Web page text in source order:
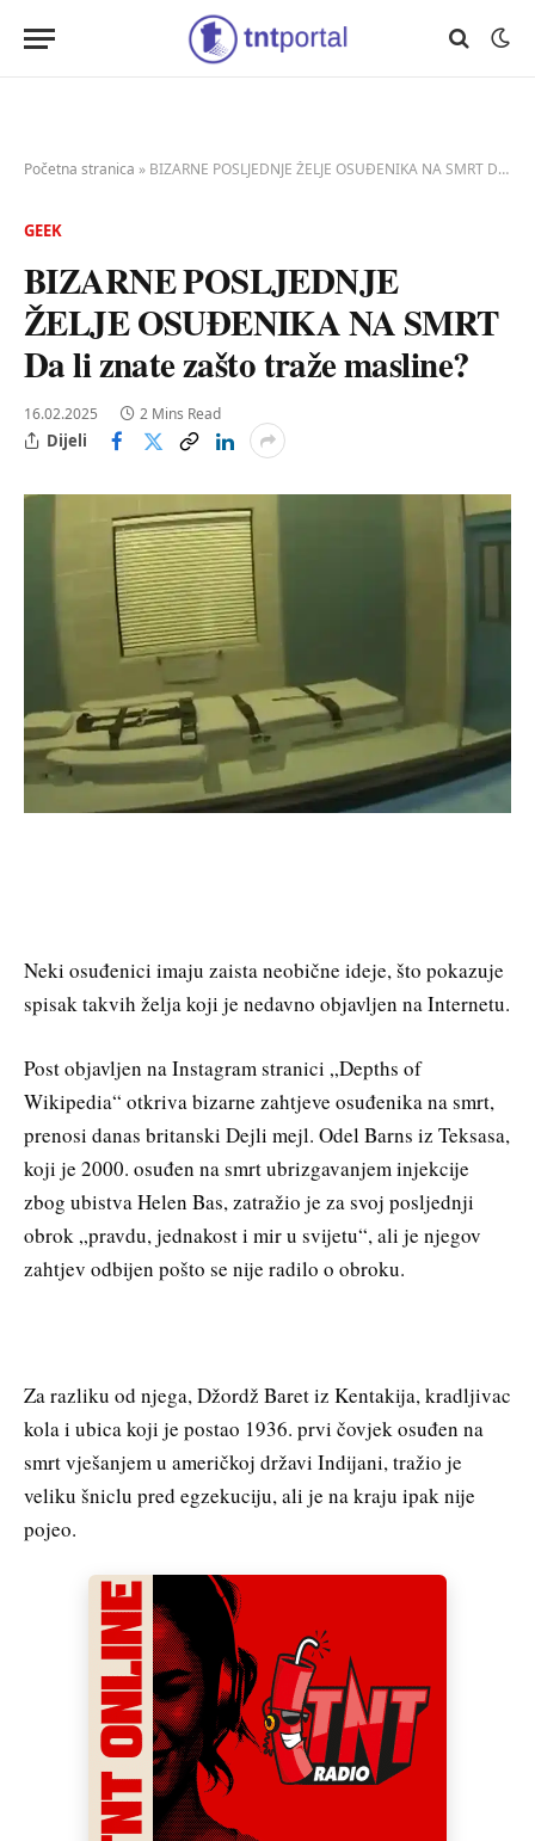
Početna stranica » BIZARNE POSLJEDNJE ŽELJE OSUĐENIKA NA SMRT Da li znate zašto traže masline?
GEEK
BIZARNE POSLJEDNJE
ŽELJE OSUĐENIKA NA SMRT
Da li znate zašto traže masline?
16.02.2025 2 Mins Read
Dijeli
Neki osuđenici imaju zaista neobične ideje, što pokazuje
spisak takvih želja koji je nedavno objavljen na Internetu.
Post objavljen na Instagram stranici „Depths of
Wikipedia“ otkriva bizarne zahtjeve osuđenika na smrt,
prenosi danas britanski Dejli mejl. Odel Barns iz Teksasa,
koji je 2000. osuđen na smrt ubrizgavanjem in‌jekcije
zbog ubistva Helen Bas, zatražio je za svoj posljednji
obrok „pravdu, jednakost i mir u svijetu“, ali je njegov
zahtjev odbijen pošto se nije radilo o obroku.
Za razliku od njega, Džordž Baret iz Kentakija, kradljivac
kola i ubica koji je postao 1936. prvi čovjek osuđen na
smrt vješanjem u američkoj državi Indijani, tražio je
veliku šniclu pred egzekuciju, ali je na kraju ipak nije
pojeo.